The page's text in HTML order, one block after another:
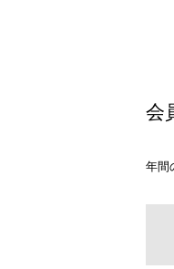
会
年間